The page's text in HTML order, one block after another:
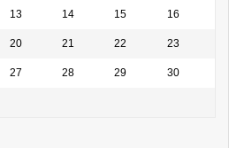
13 14 15 16
20 21 22 23
27 28 29 30